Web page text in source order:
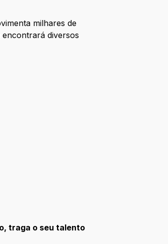
milhares de
encontrará diversos
traga o seu talento